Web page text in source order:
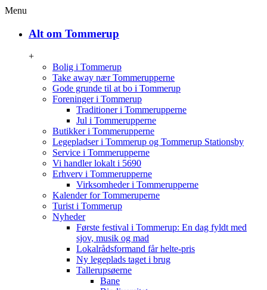
Menu
Alt om Tommerup
+
Bolig i Tommerup
Take away nær Tommerupperne
Gode grunde til at bo i Tommerup
Foreninger i Tommerup
Traditioner i Tommerupperne
Jul i Tommerupperne
Butikker i Tommerupperne
Legepladser i Tommerup og Tommerup Stationsby
Service i Tommerupperne
Vi handler lokalt i 5690
Erhverv i Tommerupperne
Virksomheder i Tommerupperne
Kalender for Tommeruperne
Turist i Tommerup
Nyheder
Første festival i Tommerup: En dag fyldt med
sjov, musik og mad
Lokalrådsformand får helte-pris
Ny legeplads taget i brug
Tallerupsøerne
Bane